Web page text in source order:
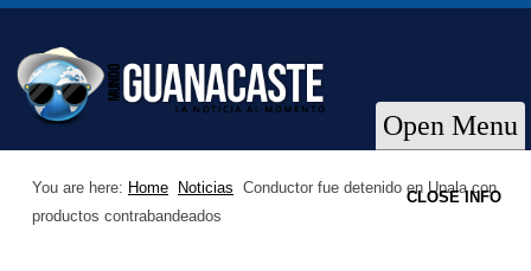
Open Menu
You are here: Home Noticias Conductor fue detenido en Upala con
productos contrabandeados
CLOSE INFO